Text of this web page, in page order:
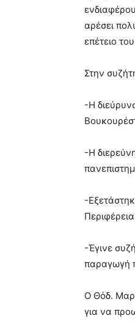
αρέσει
επέτειο
Στην
-Η
-Η
-
-Έγινε
παραγωγή
Ο Θόδ.
για να